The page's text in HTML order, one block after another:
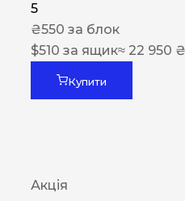
5
₴550 за блок
$510 за ящик≈ 22 950 ₴
Купити
Акція